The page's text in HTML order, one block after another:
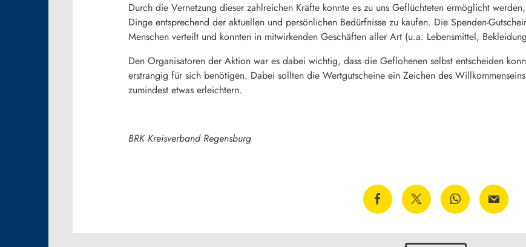
Durch die Vernetzung dieser zahlreichen Kräfte konnte es zu uns Geflüchteten ermöglicht
Dinge entsprechend der aktuellen und persönlichen Bedürfnisse zu kaufen. Die Spenden-
Menschen verteilt und konnten in mitwirkenden Geschäften aller Art (u.a. Lebensmittel,
Den Organisatoren der Aktion war es dabei wichtig, dass die Geflohenen selbst entscheiden
erstrangig für sich benötigen. Dabei sollten die Wertgutscheine ein Zeichen des
zumindest etwas erleichtern.
BRK Kreisverband Regensburg